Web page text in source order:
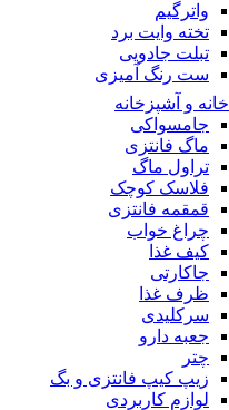
واترگیم
تخته وایت برد
تبلت جادویی
ست رنگ آمیزی
خانه و آشپزخانه
جامسواکی
ماگ فانتزی
تراول ماگ
فلاسک کوچک
قمقمه فانتزی
چراغ خواب
کیف غذا
جاکارتی
ظرف غذا
سرکلیدی
جعبه دارو
چتر
زیپ کیپ فانتزی و بگ
لوازم کاربردی